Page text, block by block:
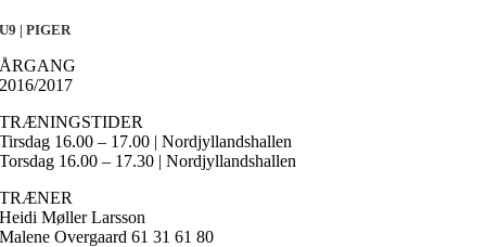
U9 | PIGER
ÅRGANG
2016/2017
TRÆNINGSTIDER
Tirsdag 16.00 – 17.00 | Nordjyllandshallen
Torsdag 16.00 – 17.30 | Nordjyllandshallen
TRÆNER
Heidi Møller Larsson
Malene Overgaard 61 31 61 80